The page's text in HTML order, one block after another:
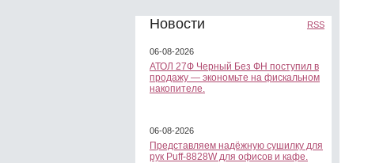
Новости RSS
06-08-2026
АТОЛ 27Ф Черный Без ФН поступил в
продажу — экономьте на фискальном
накопителе.
06-08-2026
Представляем надёжную сушилку для
рук Puff-8828W для офисов и кафе.